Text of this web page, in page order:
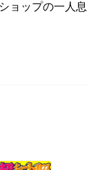
ョップの一人息